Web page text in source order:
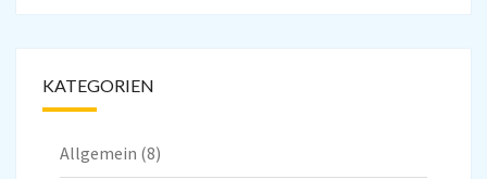
KATEGORIEN
Allgemein (8)